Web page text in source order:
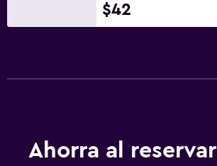
Armario o clóset
$42
Ahorra al reservar